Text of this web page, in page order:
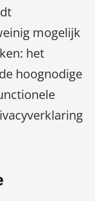
mogelijk
het
hoognodige